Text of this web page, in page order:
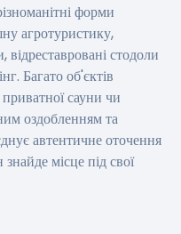
форми
агротуристику,
стодоли
Багато об'єктів
сауни чи
оздобленням та
автентичне оточення
місце під свої